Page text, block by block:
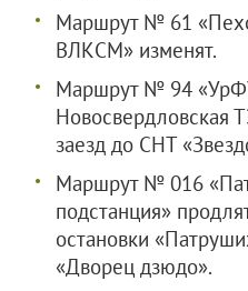
Маршрут № 61
ВЛКСМ» изменят.
Маршрут № 94
Новосвердловская
заезд до СНТ
Маршрут № 016
подстанция»
остановки
«Дворец дзюдо».